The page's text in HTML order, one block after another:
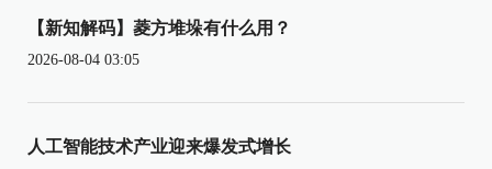
【新知解码】菱方堆垛有什么用？
2026-08-04 03:05
人工智能技术产业迎来爆发式增长